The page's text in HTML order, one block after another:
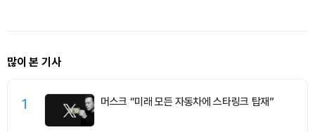
많이 본 기사
1 머스크 “미래 모든 자동차에 스타링크 탑재”